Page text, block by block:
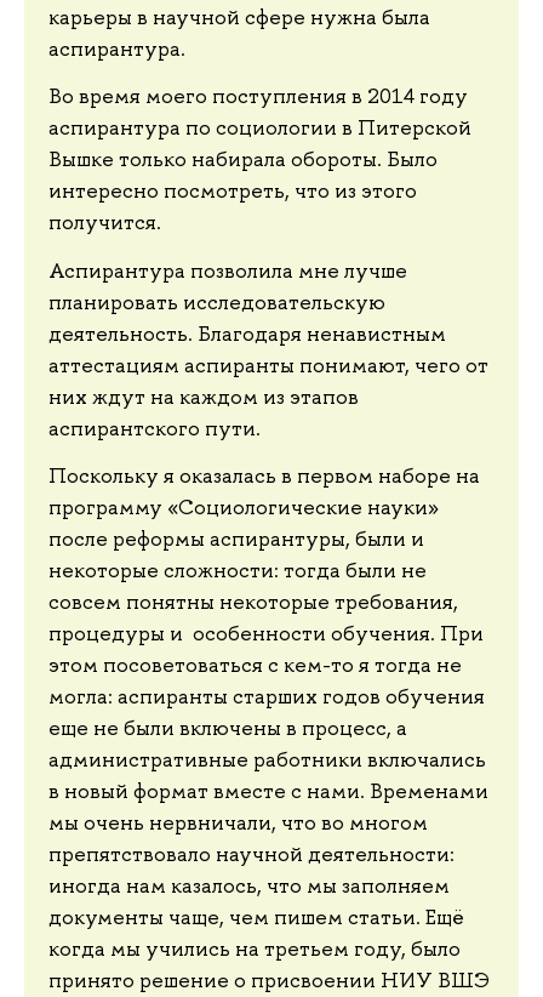
карьеры в научной сфере нужна была
аспирантура.
Во время моего поступления в 2014 году
аспирантура по социологии в Питерской
Вышке только набирала обороты. Было
интересно посмотреть, что из этого
получится.
Аспирантура позволила мне лучше
планировать исследовательскую
деятельность. Благодаря ненавистным
аттестациям аспиранты понимают, чего от
них ждут на каждом из этапов
аспирантского пути.
Поскольку я оказалась в первом наборе на
программу «Социологические науки»
после реформы аспирантуры, были и
некоторые сложности: тогда были не
совсем понятны некоторые требования,
процедуры и особенности обучения. При
этом посоветоваться с кем-то я тогда не
могла: аспиранты старших годов обучения
еще не были включены в процесс, а
административные работники включались
в новый формат вместе с нами. Временами
мы очень нервничали, что во многом
препятствовало научной деятельности:
иногда нам казалось, что мы заполняем
документы чаще, чем пишем статьи. Ещё
когда мы учились на третьем году, было
принято решение о присвоении НИУ ВШЭ